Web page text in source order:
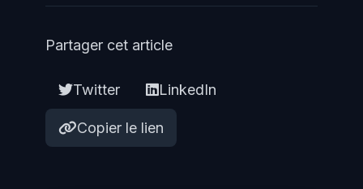
Partager cet article
Twitter LinkedIn
Copier le lien